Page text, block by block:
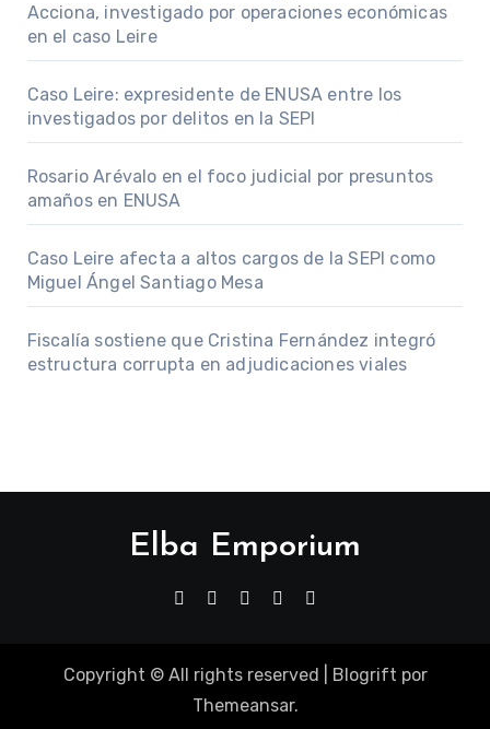
Acciona, investigado por operaciones económicas
en el caso Leire
Caso Leire: expresidente de ENUSA entre los
investigados por delitos en la SEPI
Rosario Arévalo en el foco judicial por presuntos
amaños en ENUSA
Caso Leire afecta a altos cargos de la SEPI como
Miguel Ángel Santiago Mesa
Fiscalía sostiene que Cristina Fernández integró
estructura corrupta en adjudicaciones viales
Elba Emporium
Copyright © All rights reserved Blogrift por
Themeansar.